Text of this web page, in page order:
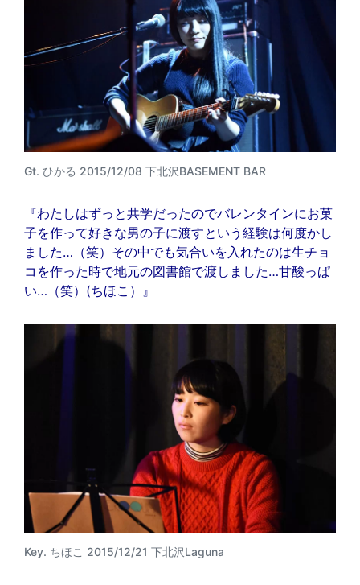
Gt. ひかる 2015/12/08 下北沢BASEMENT BAR
『わたしはずっと共学だったのでバレンタインにお菓
子を作って好きな男の子に渡すという経験は何度かし
ました…（笑）その中でも気合いを入れたのは生チョ
コを作った時で地元の図書館で渡しました…甘酸っぱ
い…（笑）(ちほこ）』
Key. ちほこ 2015/12/21 下北沢Laguna